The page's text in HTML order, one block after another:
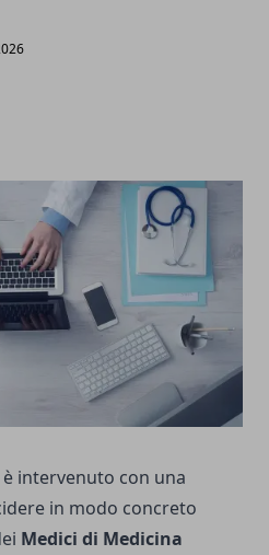
intervenuto con una
in modo concreto
Medici di Medicina